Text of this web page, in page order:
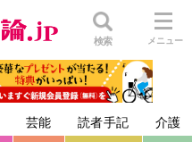
検索 メニュー
芸能 読者手記 介護